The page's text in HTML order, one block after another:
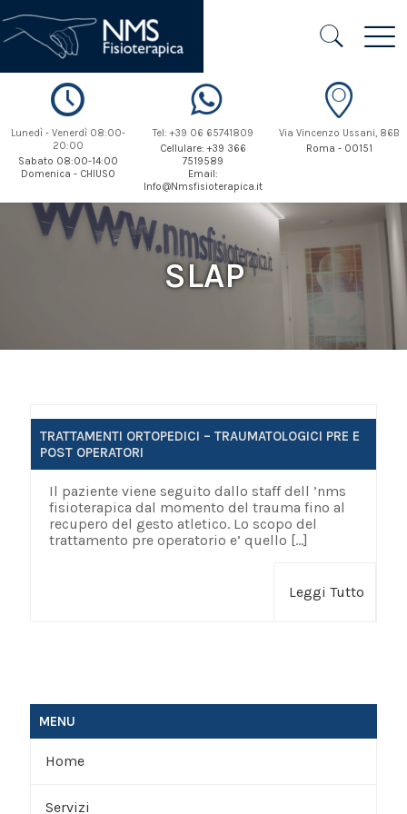
Lunedì - Venerdì 08:00-
20:00
Sabato 08:00-14:00
Domenica - CHIUSO
Tel: +39 06 65741809
Cellulare: +39 366
7519589
Email:
Info@Nmsfisioterapica.it
Via Vincenzo Ussani, 86B
Roma - 00151
SLAP
TRATTAMENTI ORTOPEDICI – TRAUMATOLOGICI PRE E
POST OPERATORI
Il paziente viene seguito dallo staff dell ’nms
fisioterapica dal momento del trauma fino al
recupero del gesto atletico. Lo scopo del
trattamento pre operatorio e’ quello […]
Leggi Tutto
MENU
Home
Servizi